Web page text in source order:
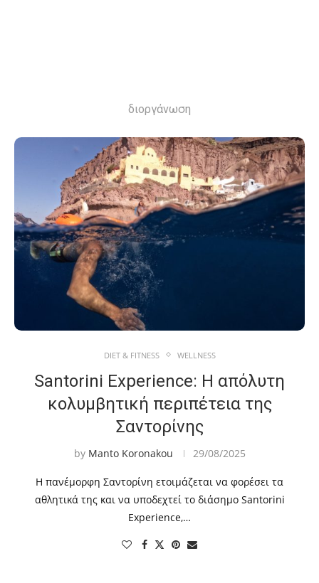
διοργάνωση
DIET & FITNESS WELLNESS
Santorini Experience: Η απόλυτη
κολυμβητική περιπέτεια της
Σαντορίνης
by Manto Koronakou 29/08/2025
Η πανέμορφη Σαντορίνη ετοιμάζεται να φορέσει τα
αθλητικά της και να υποδεχτεί το διάσημο Santorini
Experience,…